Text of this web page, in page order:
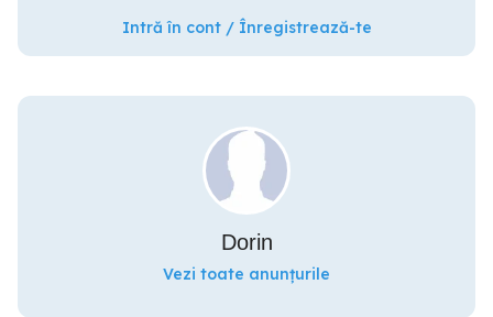
Intră în cont / Înregistrează-te
Dorin
Vezi toate anunțurile